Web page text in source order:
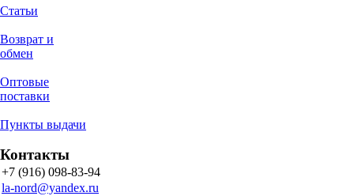
Статьи
Возврат и
обмен
Оптовые
поставки
Пункты выдачи
Контакты
+7 (916) 098-83-94
la-nord@yandex.ru